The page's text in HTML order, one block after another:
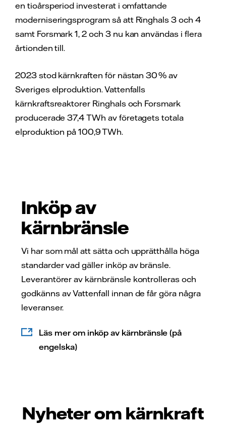
en tioårsperiod investerat i omfattande
moderniseringsprogram så att Ringhals 3 och 4
samt Forsmark 1, 2 och 3 nu kan användas i flera
årtionden till.
2023 stod kärnkraften för nästan 30 % av
Sveriges elproduktion. Vattenfalls
kärnkraftsreaktorer Ringhals och Forsmark
producerade 37,4 TWh av företagets totala
elproduktion på 100,9 TWh.
Inköp av
kärnbränsle
Vi har som mål att sätta och upprätthålla höga
standarder vad gäller inköp av bränsle.
Leverantörer av kärnbränsle kontrolleras och
godkänns av Vattenfall innan de får göra några
leveranser.
Läs mer om inköp av kärnbränsle (på
engelska)
Nyheter om kärnkraft